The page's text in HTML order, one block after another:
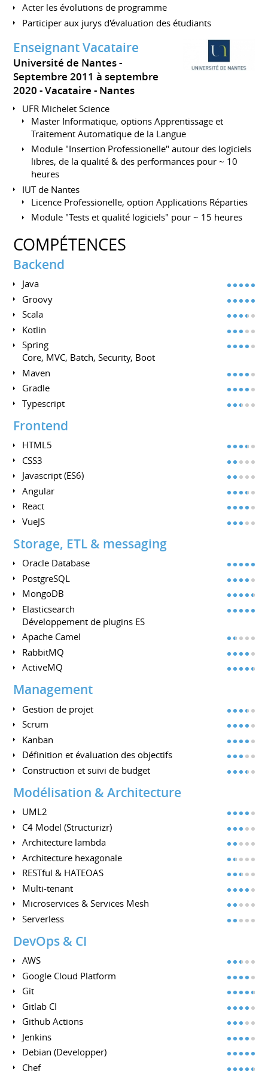
Acter les évolutions de programme
Participer aux jurys d'évaluation des étudiants
Enseignant Vacataire
Université de Nantes
Septembre 2011 à septembre
2020 Vacataire Nantes
UFR Michelet Science
Master Informatique, options Apprentissage et
Traitement Automatique de la Langue
Module "Insertion Professionelle" autour des logiciels
libres, de la qualité & des performances pour ~ 10
heures
IUT de Nantes
Licence Professionelle, option Applications Réparties
Module "Tests et qualité logiciels" pour ~ 15 heures
COMPÉTENCES
Backend
Java
Groovy
Scala
Kotlin
Spring
Core, MVC, Batch, Security, Boot
Maven
Gradle
Typescript
Frontend
HTML5
CSS3
Javascript (ES6)
Angular
React
VueJS
Storage, ETL & messaging
Oracle Database
PostgreSQL
MongoDB
Elasticsearch
Développement de plugins ES
Apache Camel
RabbitMQ
ActiveMQ
Management
Gestion de projet
Scrum
Kanban
Définition et évaluation des objectifs
Construction et suivi de budget
Modélisation & Architecture
UML2
C4 Model (Structurizr)
Architecture lambda
Architecture hexagonale
RESTful & HATEOAS
Multi-tenant
Microservices & Services Mesh
Serverless
DevOps & CI
AWS
Google Cloud Platform
Git
Gitlab CI
Github Actions
Jenkins
Debian (Developper)
Chef